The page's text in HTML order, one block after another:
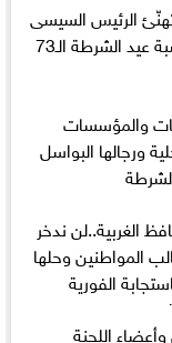
تهنّئ الرئيس السيسى
الشرطة الـ73
والمؤسسات
ورجالها البواسل
الغربية..لن ندخر
المواطنين وحلها
الفورية
اللجنة